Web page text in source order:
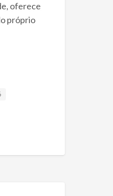
oferece
próprio